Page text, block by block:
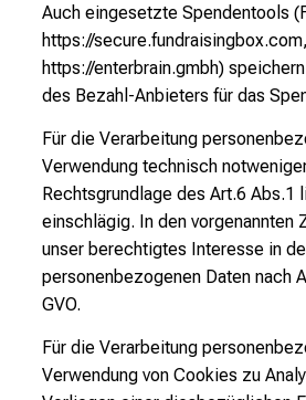
Auch eingesetzte Spendentools
https://secure.fundraisingbox.com
https://enterbrain.gmbh)
des Bezahl-Anbieters für das
Für die Verarbeitung
Verwendung technisch
Rechtsgrundlage des Art.6 Abs.1
einschlägig. In den vorgenannten
unser berechtigtes Interesse in
personenbezogenen Daten nach
GVO.
Für die Verarbeitung
Verwendung von Cookies zu